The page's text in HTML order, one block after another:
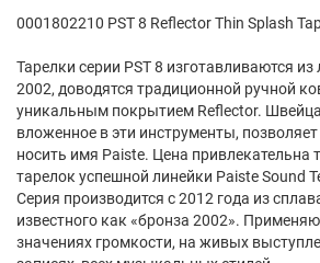
0001802210 PST 8 Reflector Thin Splash
Тарелки серии PST 8 изготавливаются
2002, доводятся традиционной ручной
уникальным покрытием Reflector.
вложенное в эти инструменты,
носить имя Paiste. Цена привлекательна
тарелок успешной линейки Paiste Sound
Серия производится с 2012 года из
известного как «бронза 2002».
значениях громкости, на живых